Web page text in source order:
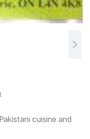
cuisine and
of Halal meats